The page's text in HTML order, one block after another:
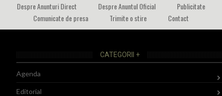
Despre Anunturi Direct
Despre Anuntul Oficial
Publicitate
Comunicate de presa
Trimite o stire Contact
CATEGORII +
Agenda
Editorial